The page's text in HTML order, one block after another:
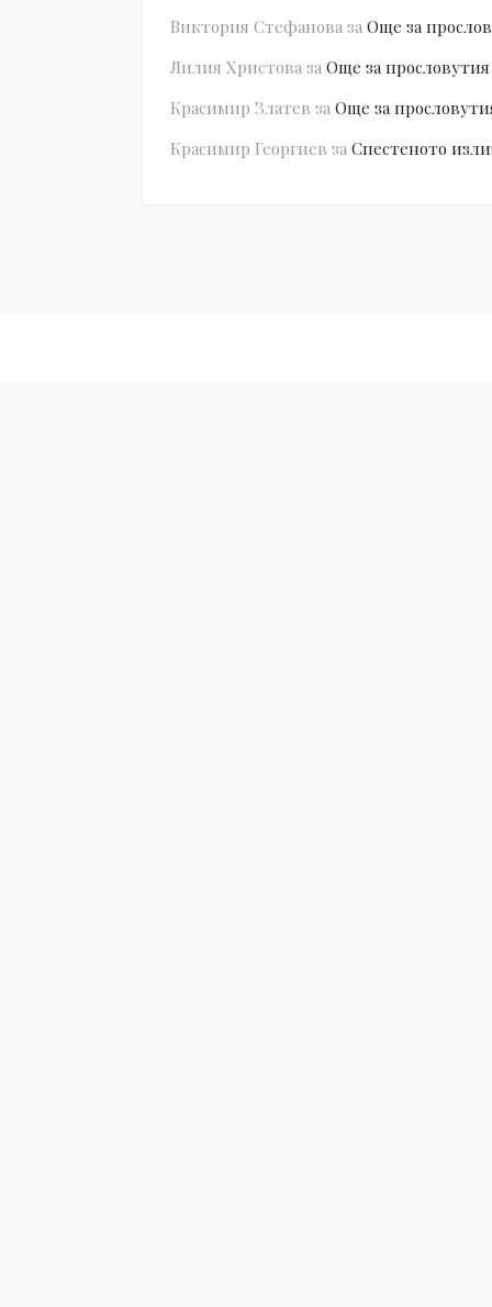
Виктория Стефанова за Още за
Лилия Христова за Още за
Красимир Златев за Още за
Красимир Георгиев за Спестеното